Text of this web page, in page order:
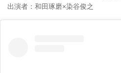
出演者：和田琢磨×染谷俊之